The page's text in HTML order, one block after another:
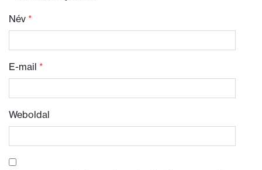
Név *
E-mail *
Weboldal